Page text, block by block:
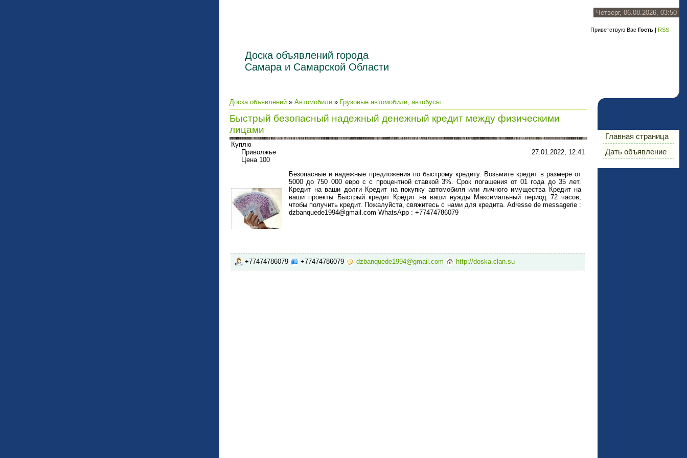
Четверг, 06.08.2026, 03:50
Приветствую Вас Гость | RSS
Доска объявлений города
Самара и Самарской Области
Доска объявлений » Автомобили » Грузовые автомобили, автобусы
Быстрый безопасный надежный денежный кредит между физическими
лицами
Куплю
Приволжье
Цена 100
27.01.2022, 12:41
Безопасные и надежные предложения по быстрому кредиту. Возьмите кредит в размере от
5000 до 750 000 евро с с процентной ставкой 3%. Срок погашения от 01 года до 35 лет.
Кредит на ваши долги Кредит на покупку автомобиля или личного имущества Кредит на
ваши проекты Быстрый кредит Кредит на ваши нужды Максимальный период 72 часов,
чтобы получить кредит. Пожалуйста, свяжитесь с нами для кредита. Adresse de messagerie :
dzbanquede1994@gmail.com WhatsApp : +77474786079
+77474786079 +77474786079 dzbanquede1994@gmail.com http://doska.clan.su
Главная страница
Дать объявление